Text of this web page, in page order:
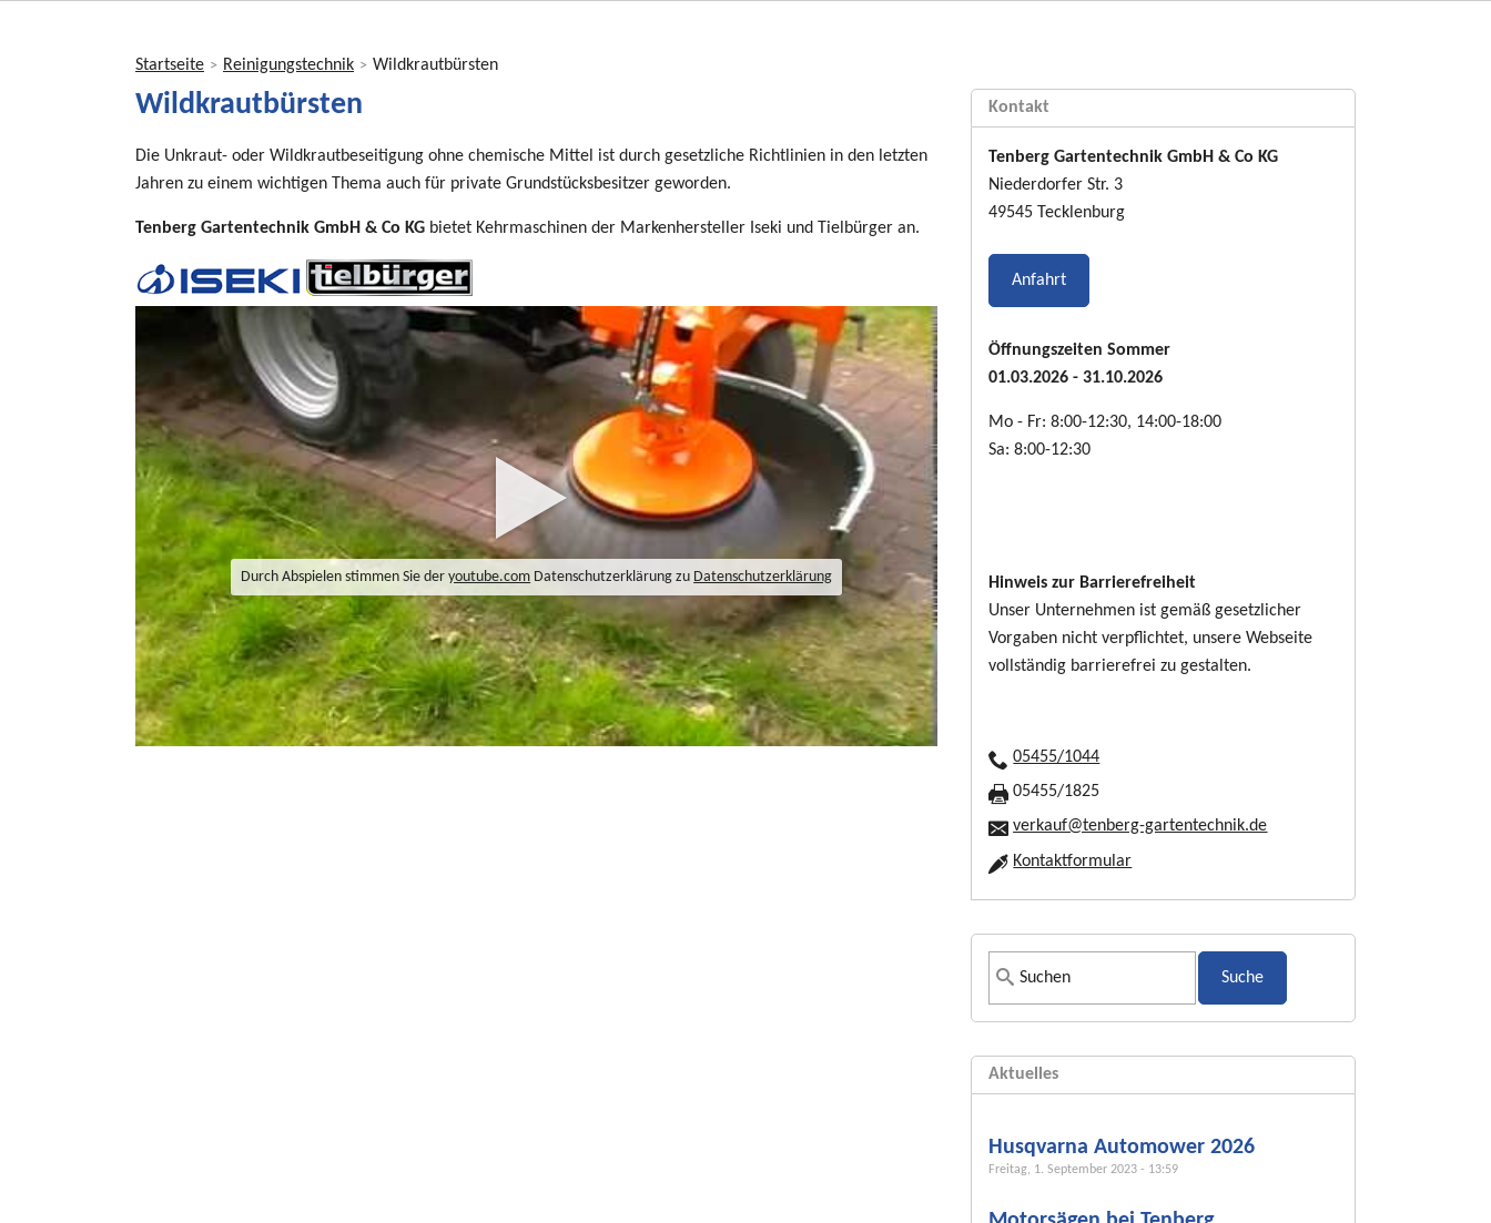
sind
Startseite > Reinigungstechnik > Wildkrautbürsten
Wildkrautbürsten
Die Unkraut- oder Wildkrautbeseitigung ohne chemische Mittel ist durch gesetzliche Richtlinien in den letzten
Jahren zu einem wichtigen Thema auch für private Grundstücksbesitzer geworden.
Tenberg Gartentechnik GmbH & Co KG bietet Kehrmaschinen der Markenhersteller Iseki und Tielbürger an.
Durch Abspielen stimmen Sie deryoutube.com Datenschutzerklärung zu Datenschutzerklärung
Kontakt
Tenberg Gartentechnik GmbH & Co KG
Niederdorfer Str. 3
49545 Tecklenburg
Anfahrt
Öffnungszeiten Sommer
01.03.2026 - 31.10.2026
Mo - Fr: 8:00-12:30, 14:00-18:00
Sa: 8:00-12:30
Hinweis zur Barrierefreiheit
Unser Unternehmen ist gemäß gesetzlicher
Vorgaben nicht verpflichtet, unsere Webseite
vollständig barrierefrei zu gestalten.
05455/1044
05455/1825
verkauf@tenberg-gartentechnik.de
Kontaktformular
S
u
h
f
r
m
Aktuelles
Husqvarna Automower 2026
Freitag, 1. September 2023 - 13:59